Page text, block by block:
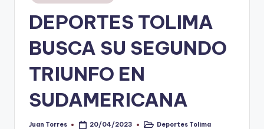
V
en
DEPORTES TOLIMA
BUSCA SU SEGUNDO
TRIUNFO EN
SUDAMERICANA
Publicado
Juan Torres 20/04/2023
Publicado
Deportes Tolima